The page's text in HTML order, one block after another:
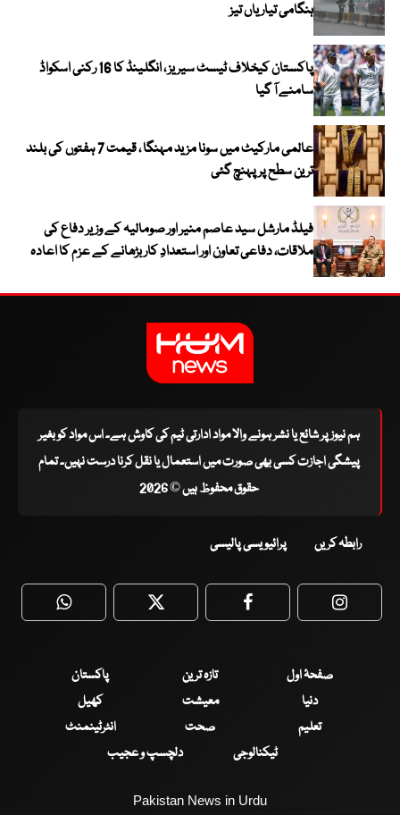
ہنگامی تیاریاں تیز
پاکستان کیخلاف ٹیسٹ سیریز ، انگلینڈ کا 16 رکنی اسکواڈ
سامنے آ گیا
عالمی مارکیٹ میں سونا مزید مہنگا ، قیمت 7 ہفتوں کی بلند
ترین سطح پر پہنچ گئی
فیلڈ مارشل سید عاصم منیر اور صومالیہ کے وزیر دفاع کی
ملاقات، دفاعی تعاون اور استعدادِ کار بڑھانے کے عزم کا اعادہ
ہم نیوز پر شائع یا نشر ہونے والا مواد ادارتی ٹیم کی کاوش ہے۔ اس مواد کو بغیر
پیشگی اجازت کسی بھی صورت میں استعمال یا نقل کرنا درست نہیں۔ تمام
حقوق محفوظ ہیں © 2026
رابطہ کریں پرائیویسی پالیسی
WhatsApp Twitter Facebook
صفحۂ اول تازہ ترین
پاکستان
دنیا
معیشت
کھیل
تعلیم
صحت
انٹرٹینمنٹ
ٹیکنالوجی
دلچسپ و عجیب
Pakistan News in Urdu